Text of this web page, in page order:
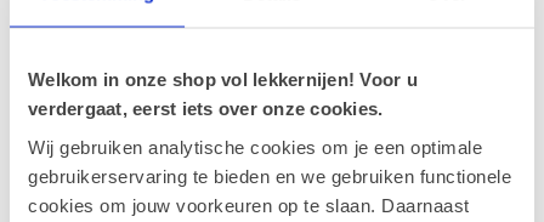
Welkom in onze shop vol lekkernijen! Voor u
verdergaat, eerst iets over onze cookies.
Wij gebruiken analytische cookies om je een optimale
gebruikerservaring te bieden en we gebruiken functionele
cookies om jouw voorkeuren op te slaan. Daarnaast
Wenskaart 'Special delivery'
(7x7cm)
Leonidas Napolitains 1,9kg
Op voorraad
€79,45